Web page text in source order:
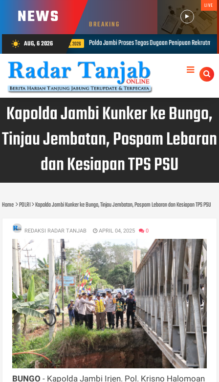
NEWS BREAKING
LIVE
wb_sunny AUG, 6 2026
Tegas Dugaan Penipuan Rekrutmen Bintara Polri, Dua Personel Diamankan AUG
Kapolda Jambi Kunker ke Bungo,
Tinjau Jembatan, Pospam Lebaran
dan Kesiapan TPS PSU
Home POLRI Kapolda Jambi Kunker ke Bungo, Tinjau Jembatan, Pospam Lebaran dan Kesiapan TPS PSU
REDAKSI RADAR TANJAB APRIL 04, 2025 0
BUNGO - Kapolda Jambi Irjen. Pol. Krisno Halomoan